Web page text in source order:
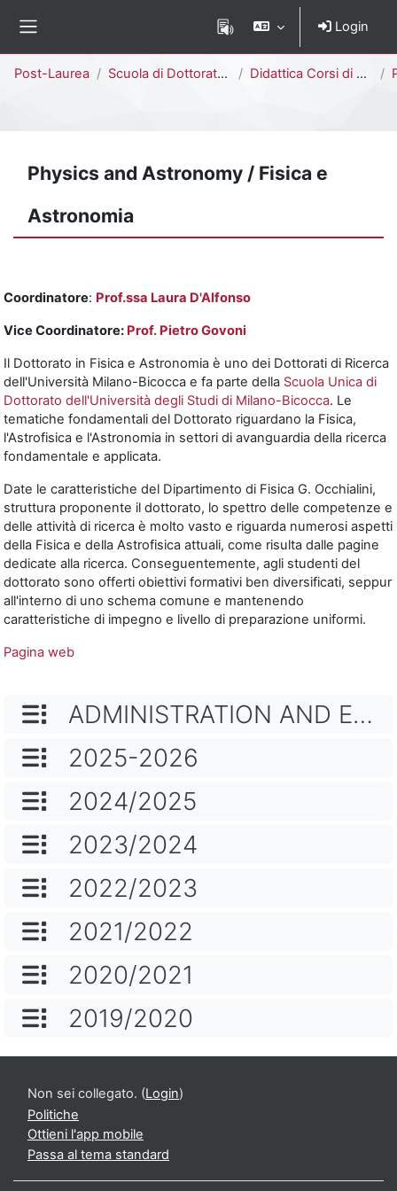
Login
Post-Laurea Scuola di Dottorato di Ricerca Didattica Corsi di Dottorato
Physics and Astronomy / Fisica e
Astronomia
Coordinatore: Prof.ssa Laura D'Alfonso
Vice Coordinatore: Prof. Pietro Govoni
Il Dottorato in Fisica e Astronomia è uno dei Dottorati di Ricerca
dell'Università Milano-Bicocca e fa parte della Scuola Unica di
Dottorato dell'Università degli Studi di Milano-Bicocca. Le
tematiche fondamentali del Dottorato riguardano la Fisica,
l'Astrofisica e l'Astronomia in settori di avanguardia della ricerca
fondamentale e applicata.
Date le caratteristiche del Dipartimento di Fisica G. Occhialini,
struttura proponente il dottorato, lo spettro delle competenze e
delle attività di ricerca è molto vasto e riguarda numerosi aspetti
della Fisica e della Astrofisica attuali, come risulta dalle pagine
dedicate alla ricerca. Conseguentemente, agli studenti del
dottorato sono offerti obiettivi formativi ben diversificati, seppur
all'interno di uno schema comune e mantenendo
caratteristiche di impegno e livello di preparazione uniformi.
Pagina web
NOME CATEGORIA
ADMINISTRATION AND EVENTS
NOME CATEGORIA
2025-2026
NOME CATEGORIA
2024/2025
NOME CATEGORIA
2023/2024
NOME CATEGORIA
2022/2023
NOME CATEGORIA
2021/2022
NOME CATEGORIA
2020/2021
NOME CATEGORIA
2019/2020
Non sei collegato. (Login)
Politiche
Ottieni l'app mobile
Passa al tema standard